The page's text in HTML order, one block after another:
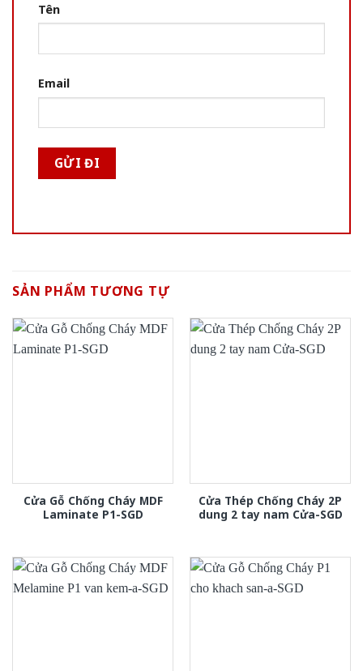
Tên
Email
SẢN PHẨM TƯƠNG TỰ
Cửa Gỗ Chống Cháy MDF
Laminate P1-SGD
Cửa Thép Chống Cháy 2P
dung 2 tay nam Cửa-SGD